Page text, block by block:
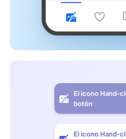
El icono Hand-
botón
El icono Hand-